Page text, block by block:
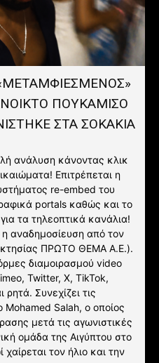
ΠΟΥΚΑΜΙΣΟ
ΣΤΑ ΣΟΚΑΚΙΑ
ανάλυση κάνοντας κλικ
Επιτρέπεται η
re-embed του
portals καθώς και το
τα τηλεοπτικά κανάλια!
η αναδημοσίευση από τον
ΠΡΩΤΟ ΘΕΜΑ A.E.).
διαμοιρασμού video
Twitter, X, TikTok,
Συνεχίζει τις
Salah, ο οποίος
μετά τις αγωνιστικές
ομάδα της Αιγύπτου στο
τον ήλιο και την